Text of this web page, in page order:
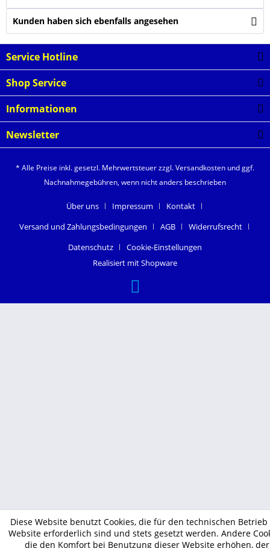
Kunden haben sich ebenfalls angesehen
Service Hotline
Shop Service
Informationen
Newsletter
* Alle Preise inkl. gesetzl. Mehrwertsteuer zzgl.Versandkosten und ggf.
Nachnahmegebühren, wenn nicht anders beschrieben
Über uns Impressum
Kontakt
Versand und Zahlungsbedingungen
AGB
Widerrufsrecht
Datenschutz
Cookie-Einstellungen
Realisiert mit Shopware
Diese Website benutzt Cookies, die für den technischen Betrieb
Website erforderlich sind und stets gesetzt werden. Andere
die den Komfort bei Benutzung dieser Website erhöhen, der